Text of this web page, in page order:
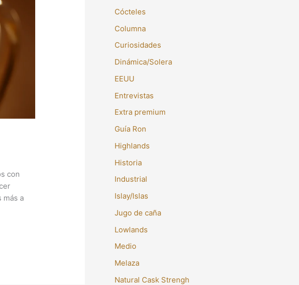
con
más a
Cócteles
Columna
Curiosidades
Dinámica/Solera
EEUU
Entrevistas
Extra premium
Guía Ron
Highlands
Historia
Industrial
Islay/Islas
Jugo de caña
Lowlands
Medio
Melaza
Natural Cask Strengh